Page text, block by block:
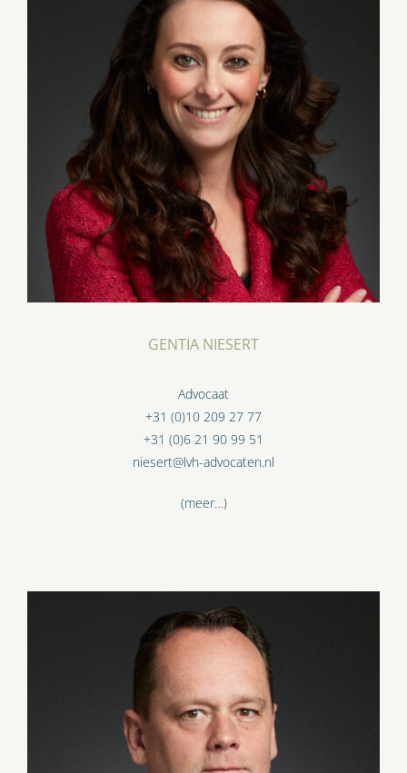
GENTIA NIESERT
Advocaat
+31 (0)10 209 27 77
+31 (0)6 21 90 99 51
niesert@lvh-advocaten.nl
(meer…)